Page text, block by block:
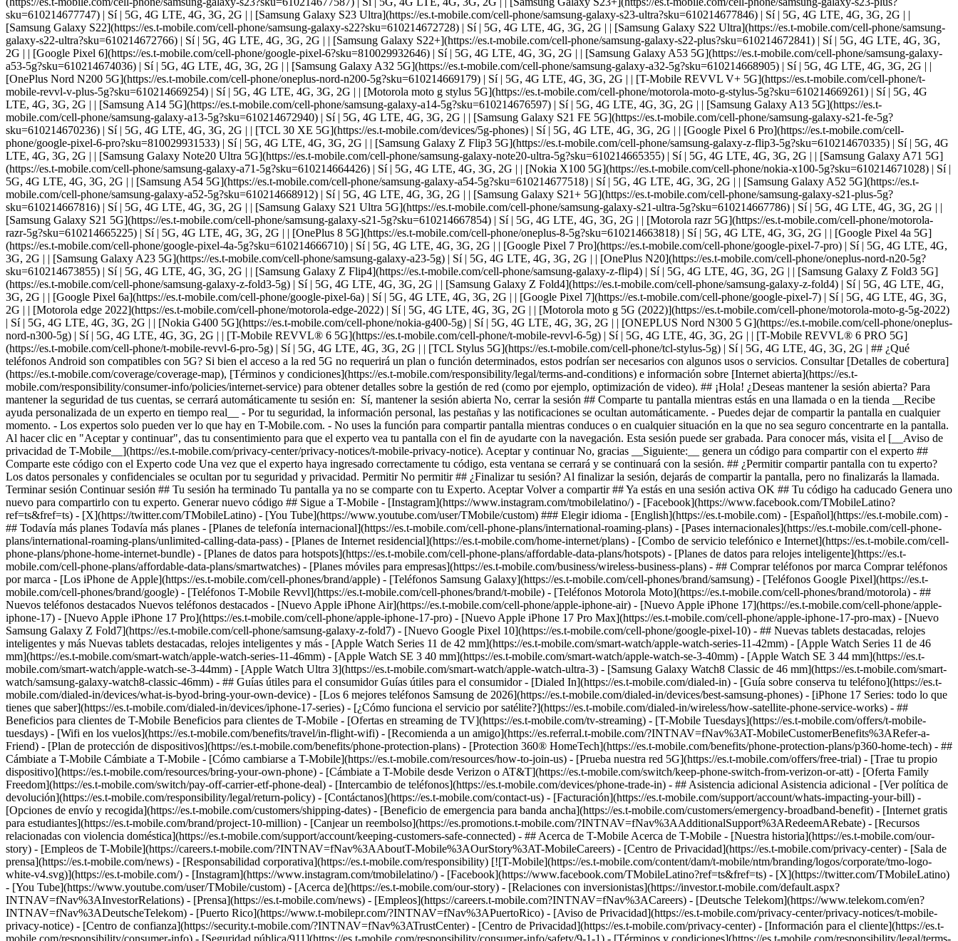
-
## Todavía más planes Todavía más planes - [Planes de telefonía internacional](https://es.t-mobile.com/cell-phone-plans/international-roaming-plans) - [Pases internacionales](https://es.t-mobile.com/cell-phone-
plans/international-roaming-plans/unlimited-calling-data-pass) - [Planes de Internet residencial](https://es.t-mobile.com/home-internet/plans) - [Combo de servicio telefónico e Internet](https://es.t-mobile.com/cell-
phone-plans/phone-home-internet-bundle) - [Planes de datos para hotspots](https://es.t-mobile.com/cell-phone-plans/affordable-data-plans/hotspots) - [Planes de datos para relojes inteligente](https://es.t-
mobile.com/cell-phone-plans/affordable-data-plans/smartwatches) - [Planes móviles para empresas](https://es.t-mobile.com/business/wireless-business-plans) - ## Comprar teléfonos por marca Comprar teléfonos
por marca - [Los iPhone de Apple](https://es.t-mobile.com/cell-phones/brand/apple) - [Teléfonos Samsung Galaxy](https://es.t-mobile.com/cell-phones/brand/samsung) - [Teléfonos Google Pixel](https://es.t-
mobile.com/cell-phones/brand/google) - [Teléfonos T-Mobile Revvl](https://es.t-mobile.com/cell-phones/brand/t-mobile) - [Teléfonos Motorola Moto](https://es.t-mobile.com/cell-phones/brand/motorola) - ##
Nuevos teléfonos destacados Nuevos teléfonos destacados - [Nuevo Apple iPhone Air](https://es.t-mobile.com/cell-phone/apple-iphone-air) - [Nuevo Apple iPhone 17](https://es.t-mobile.com/cell-phone/apple-
iphone-17) - [Nuevo Apple iPhone 17 Pro](https://es.t-mobile.com/cell-phone/apple-iphone-17-pro) - [Nuevo Apple iPhone 17 Pro Max](https://es.t-mobile.com/cell-phone/apple-iphone-17-pro-max) - [Nuevo
Samsung Galaxy Z Fold7](https://es.t-mobile.com/cell-phone/samsung-galaxy-z-fold7) - [Nuevo Google Pixel 10](https://es.t-mobile.com/cell-phone/google-pixel-10) - ## Nuevas tablets destacadas, relojes
inteligentes y más Nuevas tablets destacadas, relojes inteligentes y más - [Apple Watch Series 11 de 42 mm](https://es.t-mobile.com/smart-watch/apple-watch-series-11-42mm) - [Apple Watch Series 11 de 46
mm](https://es.t-mobile.com/smart-watch/apple-watch-series-11-46mm) - [Apple Watch SE 3 40 mm](https://es.t-mobile.com/smart-watch/apple-watch-se-3-40mm) - [Apple Watch SE 3 44 mm](https://es.t-
mobile.com/smart-watch/apple-watch-se-3-44mm) - [Apple Watch Ultra 3](https://es.t-mobile.com/smart-watch/apple-watch-ultra-3) - [Samsung Galaxy Watch8 Classic de 46 mm](https://es.t-mobile.com/smart-
watch/samsung-galaxy-watch8-classic-46mm) - ## Guías útiles para el consumidor Guías útiles para el consumidor - [Dialed In](https://es.t-mobile.com/dialed-in) - [Guía sobre conserva tu teléfono](https://es.t-
mobile.com/dialed-in/devices/what-is-byod-bring-your-own-device) - [Los 6 mejores teléfonos Samsung de 2026](https://es.t-mobile.com/dialed-in/devices/best-samsung-phones) - [iPhone 17 Series: todo lo que
tienes que saber](https://es.t-mobile.com/dialed-in/devices/iphone-17-series) - [¿Cómo funciona el servicio por satélite?](https://es.t-mobile.com/dialed-in/wireless/how-satellite-phone-service-works) - ##
Beneficios para clientes de T-Mobile Beneficios para clientes de T-Mobile - [Ofertas en streaming de TV](https://es.t-mobile.com/tv-streaming) - [T-Mobile Tuesdays](https://es.t-mobile.com/offers/t-mobile-
tuesdays) - [Wifi en los vuelos](https://es.t-mobile.com/benefits/travel/in-flight-wifi) - [Recomienda a un amigo](https://es.referral.t-mobile.com/?INTNAV=fNav%3AT-MobileCustomerBenefits%3ARefer-a-
Friend) - [Plan de protección de dispositivos](https://es.t-mobile.com/benefits/phone-protection-plans) - [Protection 360® HomeTech](https://es.t-mobile.com/benefits/phone-protection-plans/p360-home-tech) - ##
Cámbiate a T-Mobile Cámbiate a T-Mobile - [Cómo cambiarse a T-Mobile](https://es.t-mobile.com/resources/how-to-join-us) - [Prueba nuestra red 5G](https://es.t-mobile.com/offers/free-trial) - [Trae tu propio
dispositivo](https://es.t-mobile.com/resources/bring-your-own-phone) - [Cámbiate a T-Mobile desde Verizon o AT&T](https://es.t-mobile.com/switch/keep-phone-switch-from-verizon-or-att) - [Oferta Family
Freedom](https://es.t-mobile.com/switch/pay-off-carrier-etf-phone-deal) - [Intercambio de teléfonos](https://es.t-mobile.com/devices/phone-trade-in) - ## Asistencia adicional Asistencia adicional - [Ver política de
devolución](https://es.t-mobile.com/responsibility/legal/return-policy) - [Contáctanos](https://es.t-mobile.com/contact-us) - [Facturación](https://es.t-mobile.com/support/account/whats-impacting-your-bill) -
[Opciones de envío y recogida](https://es.t-mobile.com/customers/shipping-dates) - [Beneficio de emergencia para banda ancha](https://es.t-mobile.com/customers/emergency-broadband-benefit) - [Internet gratis
para estudiantes](https://es.t-mobile.com/brand/project-10-million) - [Canjear un reembolso](https://es.promotions.t-mobile.com/?INTNAV=fNav%3AAdditionalSupport%3ARedeemARebate) - [Recursos
relacionadas con violencia doméstica](https://es.t-mobile.com/support/account/keeping-customers-safe-connected) - ## Acerca de T-Mobile Acerca de T-Mobile - [Nuestra historia](https://es.t-mobile.com/our-
story) - [Empleos de T-Mobile](https://careers.t-mobile.com/?INTNAV=fNav%3AAboutT-Mobile%3AOurStory%3AT-MobileCareers) - [Centro de Privacidad](https://es.t-mobile.com/privacy-center) - [Sala de
prensa](https://es.t-mobile.com/news) - [Responsabilidad corporativa](https://es.t-mobile.com/responsibility) [![T-Mobile](https://es.t-mobile.com/content/dam/t-mobile/ntm/branding/logos/corporate/tmo-logo-
white-v4.svg)](https://es.t-mobile.com/) - [Instagram](https://www.instagram.com/tmobilelatino/) - [Facebook](https://www.facebook.com/TMobileLatino?ref=ts&fref=ts) - [X](https://twitter.com/TMobileLatino)
- [You Tube](https://www.youtube.com/user/TMobile/custom) - [Acerca de](https://es.t-mobile.com/our-story) - [Relaciones con inversionistas](https://investor.t-mobile.com/default.aspx?
INTNAV=fNav%3AInvestorRelations) - [Prensa](https://es.t-mobile.com/news) - [Empleos](https://careers.t-mobile.com?INTNAV=fNav%3ACareers) - [Deutsche Telekom](https://www.telekom.com/en?
INTNAV=fNav%3ADeutscheTelekom) - [Puerto Rico](https://www.t-mobilepr.com/?INTNAV=fNav%3APuertoRico) - [Aviso de Privacidad](https://es.t-mobile.com/privacy-center/privacy-notices/t-mobile-
privacy-notice) - [Centro de confianza](https://security.t-mobile.com/?INTNAV=fNav%3ATrustCenter) - [Centro de Privacidad](https://es.t-mobile.com/privacy-center) - [Información para el cliente](https://es.t-
mobile.com/responsibility/consumer-info) - [Seguridad pública/911](https://es.t-mobile.com/responsibility/consumer-info/safety/9-1-1) - [Términos y condiciones](https://es.t-mobile.com/responsibility/legal/terms-